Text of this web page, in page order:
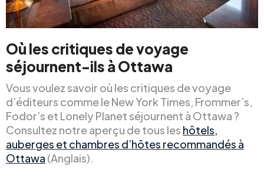
Où les critiques de voyage
séjournent-ils à Ottawa
Vous voulez savoir où les critiques de voyage
d’éditeurs comme le New York Times, Frommer’s,
Fodor’s et Lonely Planet séjournent à Ottawa ?
Consultez notre aperçu de tous les hôtels,
auberges et chambres d’hôtes recommandés à
Ottawa (Anglais).